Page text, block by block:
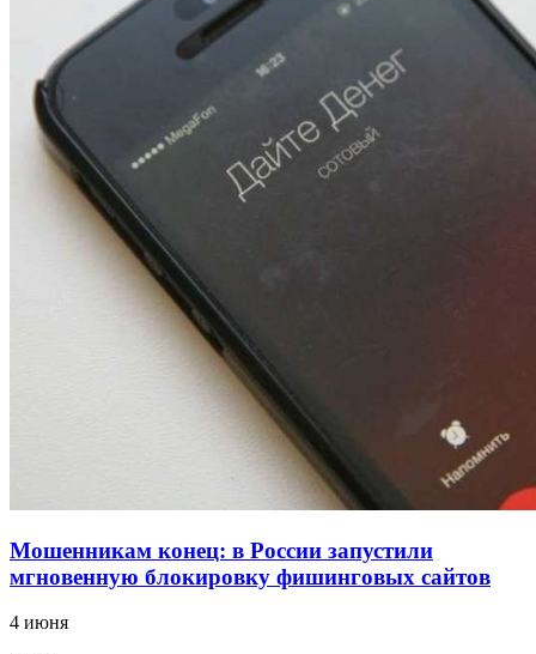
Покушение на убийство в Волгограде: девушка
напала на незнакомую женщину с ножом
12:39
Сладкий праздник в Волгограде: в Центральном
парке прошёл фестиваль „Арбузный переполох“
Волгоградские компании нарастили экспорт:
заключены контракты на 3,6 млн долларов
Мошенникам конец: в России запустили
мгновенную блокировку фишинговых сайтов
4 июня